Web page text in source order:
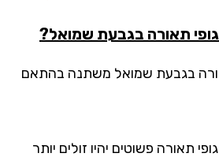
תאורה בגבעת שמואל?
בגבעת שמואל משתנה בהתאם
פשוטים יהיו זולים יותר